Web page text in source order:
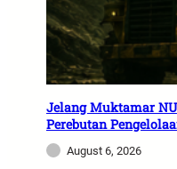
Jelang Muktamar
Perebutan
August 6, 2026